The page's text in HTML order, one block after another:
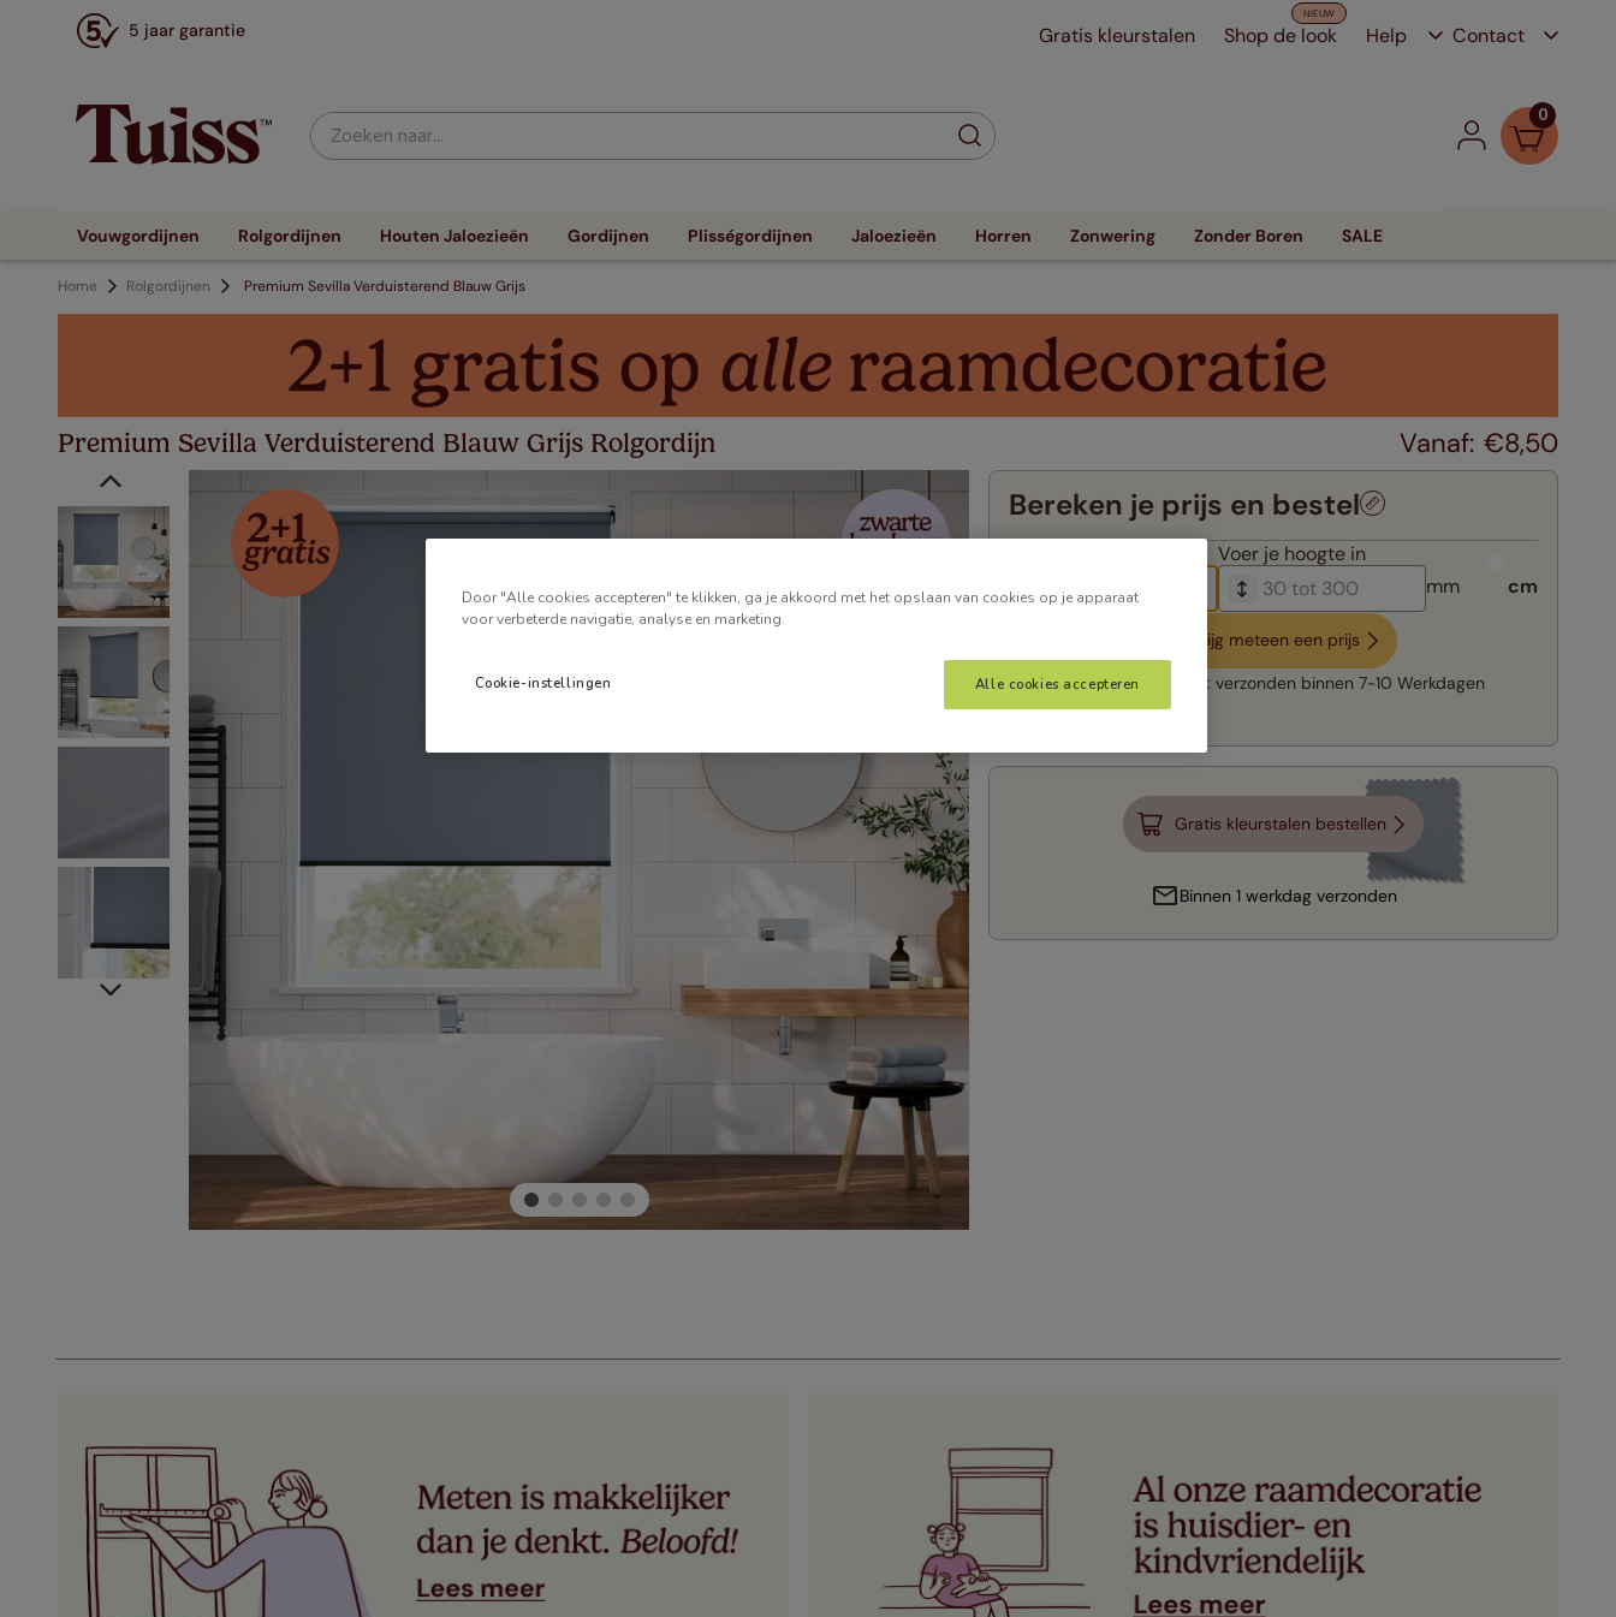
5 jaar garantie Gratis kleurstalen Shop de look Help Contact
Zoeken naar... 0
Vouwgordijnen Rolgordijnen Houten Jaloezieën Gordijnen Plisségordijnen Jaloezieën Horren Zonwering Zonder Boren SALE
Home Rolgordijnen Premium Sevilla Verduisterend Blauw Grijs
Premium Sevilla Verduisterend Blauw Grijs Rolgordijn €8,50
Bereken je prijs en bestel
Voer je hoogte in
mm
cm
Krijg meteen een prijs
Snelle levering: verzonden binnen 7-10 Werkdagen
Gratis kleurstalen bestellen
Binnen 1 werkdag verzonden
Door "Alle cookies accepteren" te klikken, ga je akkoord met het opslaan van cookies op je apparaat
voor verbeterde navigatie, analyse en marketing.
Cookie-instellingen Alle cookies accepteren